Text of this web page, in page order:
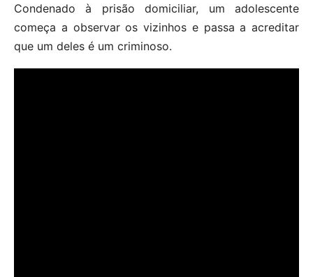
Condenado à prisão domiciliar, um adolescente
começa a observar os vizinhos e passa a acreditar
que um deles é um criminoso.